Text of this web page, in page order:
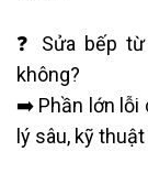
❓ Sửa bếp
không?
➡️ Phần lớn lỗi
lý sâu, kỹ